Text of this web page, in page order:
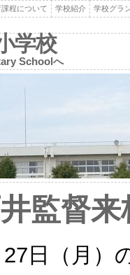
程について 学校紹介
学校グラ
学校
Schoolへ
監督来
日（月）